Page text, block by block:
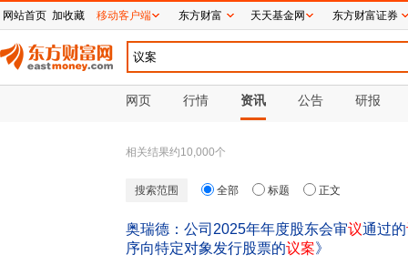
网页 行情 资讯 公告 研报
相关结果约10,000个
搜索范围 全部 标题 正文
奥瑞德：公司2025年年度股东会审议通过的
序向特定对象发行股票的议案》
网站首页 加收藏 移动客户端 东方财富 天天基金网 东方财富证券